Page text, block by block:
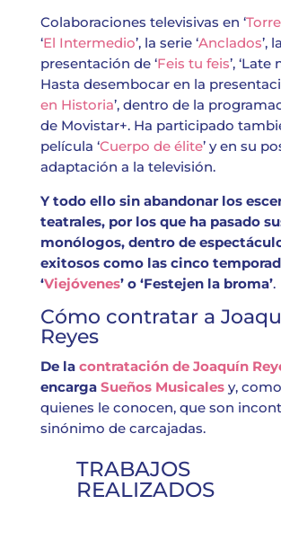
Colaboraciones televisivas en ‘
‘El Intermedio’, la serie ‘Anclados’, la
presentación de ‘Feis tu feis’, ‘Late
Hasta desembocar en la
en Historia’, dentro de la
de Movistar+. Ha participado
película ‘Cuerpo de élite’ y en su
adaptación a la televisión.
Y todo ello sin abandonar los
teatrales, por los que ha pasado
monólogos, dentro de
exitosos como las cinco
‘Viejóvenes’ o ‘Festejen la broma’.
Cómo contratar a
Reyes
De la contratación de Joaquín
encarga Sueños Musicalesy,
quienes le conocen, que son
sinónimo de carcajadas.
TRABAJOS
REALIZADOS